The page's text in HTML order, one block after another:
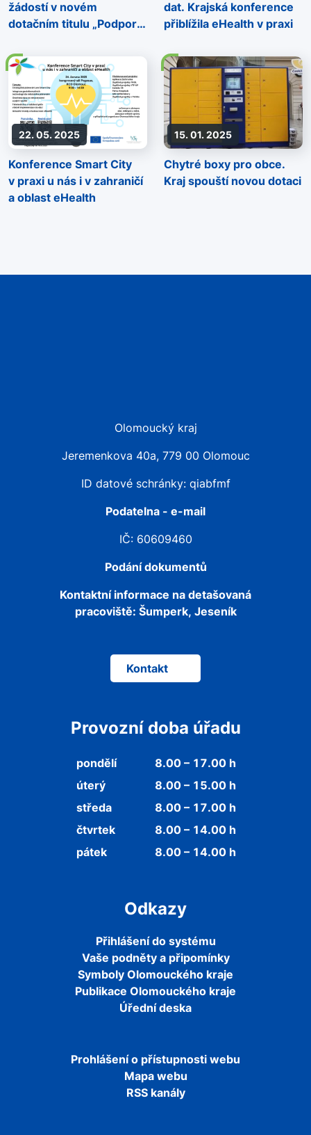
žádostí v novém
dotačním titulu „Podpora
formou služby sdílených
kol/elektrokol“
dat. Krajská konference
přiblížila eHealth v praxi
22. 05. 2025
Konference Smart City
v praxi u nás i v zahraničí
a oblast eHealth
15. 01. 2025
Chytré boxy pro obce.
Kraj spouští novou dotaci
Olomoucký kraj
Jeremenkova 40a, 779 00 Olomouc
ID datové schránky: qiabfmf
Podatelna - e-mail
IČ: 60609460
Podání dokumentů
Kontaktní informace na detašovaná
pracoviště: Šumperk, Jeseník
Kontakt
Provozní doba úřadu
pondělí
8.00 – 17.00 h
úterý
8.00 – 15.00 h
středa
8.00 – 17.00 h
čtvrtek
8.00 – 14.00 h
pátek
8.00 – 14.00 h
Odkazy
Přihlášení do systému
Vaše podněty a připomínky
Symboly Olomouckého kraje
Publikace Olomouckého kraje
Úřední deska
Prohlášení o přístupnosti webu
Mapa webu
RSS kanály